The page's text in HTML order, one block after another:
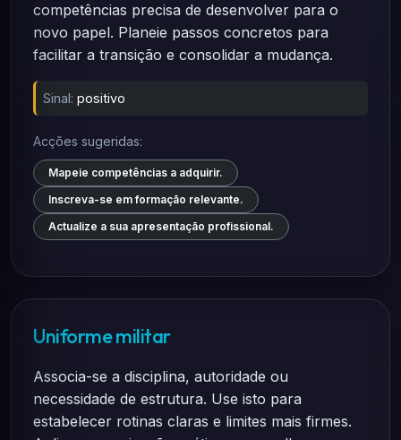
competências precisa de desenvolver para o
novo papel. Planeie passos concretos para
facilitar a transição e consolidar a mudança.
Sinal: positivo
Acções sugeridas:
Mapeie competências a adquirir.
Inscreva-se em formação relevante.
Actualize a sua apresentação profissional.
Uniforme militar
Associa-se a disciplina, autoridade ou
necessidade de estrutura. Use isto para
estabelecer rotinas claras e limites mais firmes.